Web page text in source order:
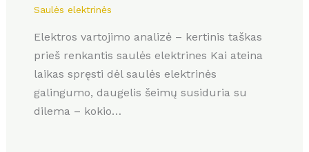
Saulės elektrinės
Elektros vartojimo analizė – kertinis taškas
prieš renkantis saulės elektrines Kai ateina
laikas spręsti dėl saulės elektrinės
galingumo, daugelis šeimų susiduria su
dilema – kokio…